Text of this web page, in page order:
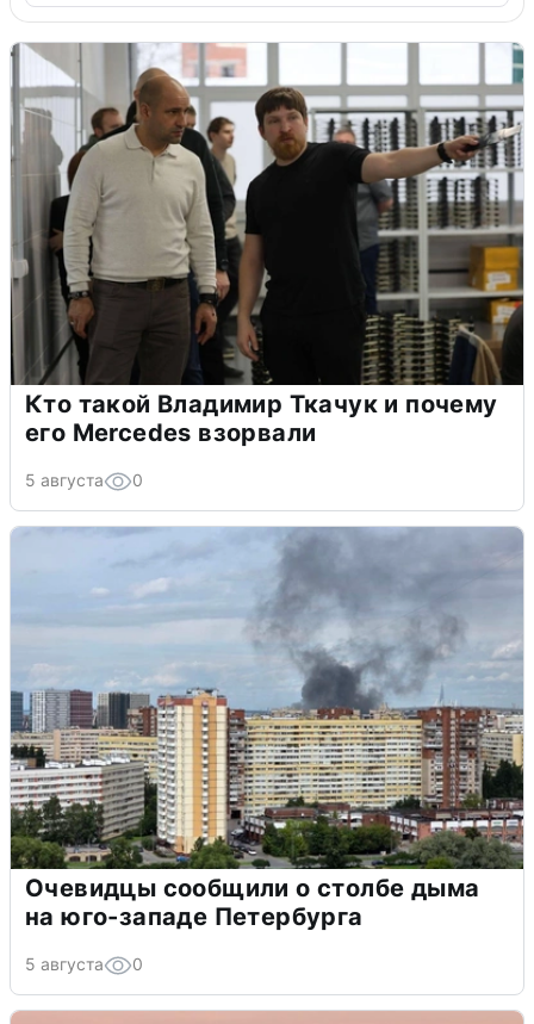
Кто такой Владимир Ткачук и почему
его Mercedes взорвали
5 августа 0
Очевидцы сообщили о столбе дыма
на юго-западе Петербурга
5 августа 0